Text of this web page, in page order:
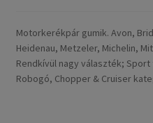
Motorkerékpár gumik. Avon,
Heidenau, Metzeler, Michelin,
Rendkívül nagy választék;
Robogó, Chopper & Cruiser